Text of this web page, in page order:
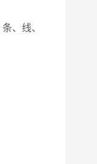
、线、